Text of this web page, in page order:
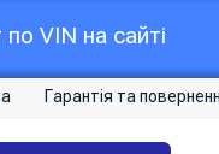
VIN на сайті
Гарантія та